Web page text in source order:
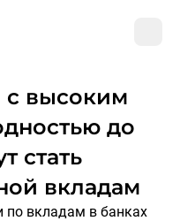
до
стать
вкладам